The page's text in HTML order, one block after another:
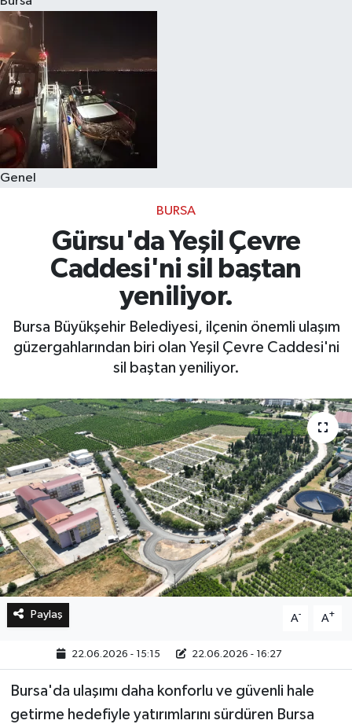
Genel
BURSA
Gürsu'da Yeşil Çevre
Caddesi'ni sil baştan
yeniliyor.
Bursa Büyükşehir Belediyesi, ilçenin önemli ulaşım
güzergahlarından biri olan Yeşil Çevre Caddesi'ni
sil baştan yeniliyor.
Paylaş A- A+
22.06.2026 - 15:15 22.06.2026 - 16:27
Bursa'da ulaşımı daha konforlu ve güvenli hale
getirme hedefiyle yatırımlarını sürdüren Bursa
Sağlık
Dünya
Magazin
Kültür & Sanat
Teknoloji
Genel